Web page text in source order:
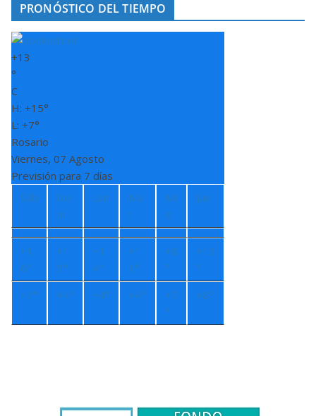
PRONÓSTICO DEL TIEMPO
+13
°
C
H: +15°
L: +7°
Rosario
Viernes, 07 Agosto
Previsión para 7 días
Sáb
Do
m
Lun
Ma
r
Mi
é
Jue
+1
6°
+1
5°
+1
4°
+1
1°
+8
°
+13
°
+7° +4° +4° +4° +7
°
+8°